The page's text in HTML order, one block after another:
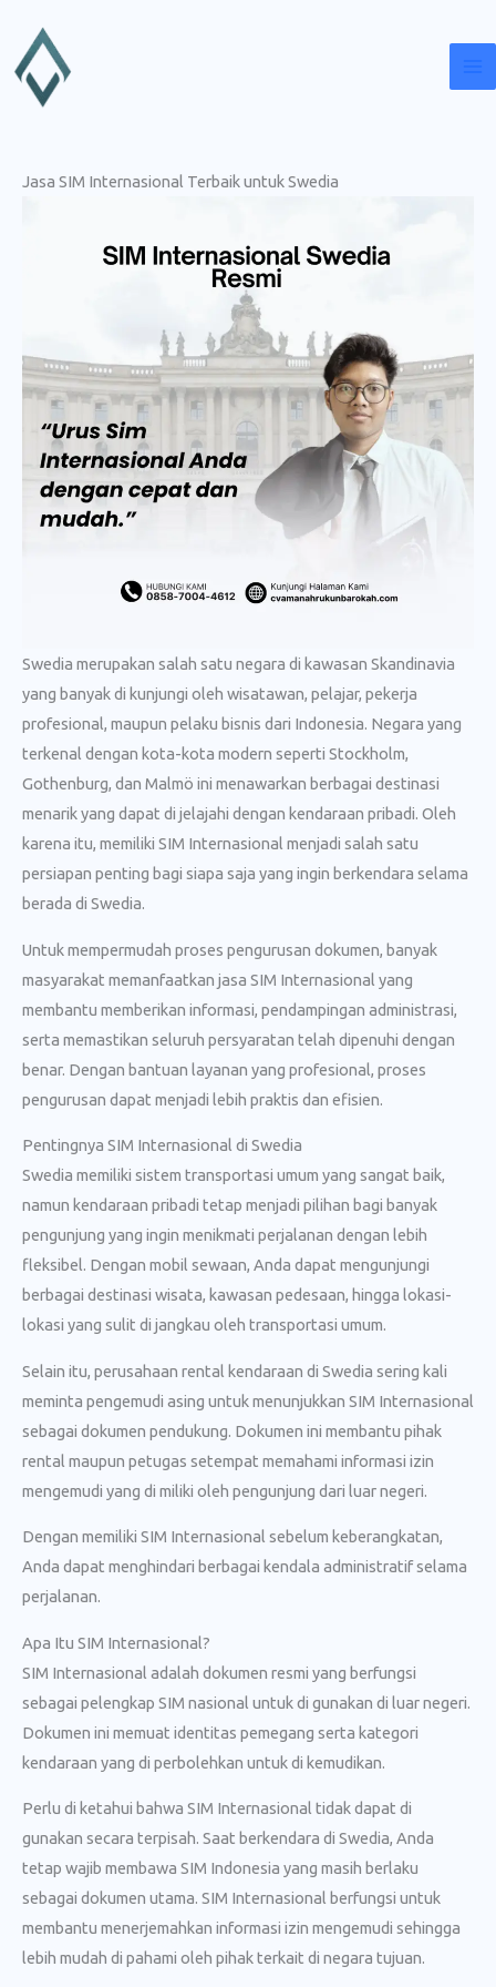
konten
Jasa SIM Internasional Terbaik untuk Swedia
Swedia merupakan salah satu negara di kawasan Skandinavia
yang banyak di kunjungi oleh wisatawan, pelajar, pekerja
profesional, maupun pelaku bisnis dari Indonesia. Negara yang
terkenal dengan kota-kota modern seperti Stockholm,
Gothenburg, dan Malmö ini menawarkan berbagai destinasi
menarik yang dapat di jelajahi dengan kendaraan pribadi. Oleh
karena itu, memiliki SIM Internasional menjadi salah satu
persiapan penting bagi siapa saja yang ingin berkendara selama
berada di Swedia.
Untuk mempermudah proses pengurusan dokumen, banyak
masyarakat memanfaatkan jasa SIM Internasional yang
membantu memberikan informasi, pendampingan administrasi,
serta memastikan seluruh persyaratan telah dipenuhi dengan
benar. Dengan bantuan layanan yang profesional, proses
pengurusan dapat menjadi lebih praktis dan efisien.
Pentingnya SIM Internasional di Swedia
Swedia memiliki sistem transportasi umum yang sangat baik,
namun kendaraan pribadi tetap menjadi pilihan bagi banyak
pengunjung yang ingin menikmati perjalanan dengan lebih
fleksibel. Dengan mobil sewaan, Anda dapat mengunjungi
berbagai destinasi wisata, kawasan pedesaan, hingga lokasi-
lokasi yang sulit di jangkau oleh transportasi umum.
Selain itu, perusahaan rental kendaraan di Swedia sering kali
meminta pengemudi asing untuk menunjukkan SIM Internasional
sebagai dokumen pendukung. Dokumen ini membantu pihak
rental maupun petugas setempat memahami informasi izin
mengemudi yang di miliki oleh pengunjung dari luar negeri.
Dengan memiliki SIM Internasional sebelum keberangkatan,
Anda dapat menghindari berbagai kendala administratif selama
perjalanan.
Apa Itu SIM Internasional?
SIM Internasional adalah dokumen resmi yang berfungsi
sebagai pelengkap SIM nasional untuk di gunakan di luar negeri.
Dokumen ini memuat identitas pemegang serta kategori
kendaraan yang di perbolehkan untuk di kemudikan.
Perlu di ketahui bahwa SIM Internasional tidak dapat di
gunakan secara terpisah. Saat berkendara di Swedia, Anda
tetap wajib membawa SIM Indonesia yang masih berlaku
sebagai dokumen utama. SIM Internasional berfungsi untuk
membantu menerjemahkan informasi izin mengemudi sehingga
lebih mudah di pahami oleh pihak terkait di negara tujuan.